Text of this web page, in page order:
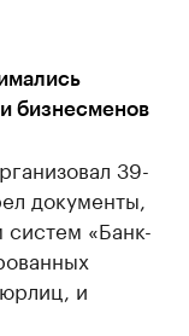
бизнесменов
39-
документы,
систем «Банк-
и